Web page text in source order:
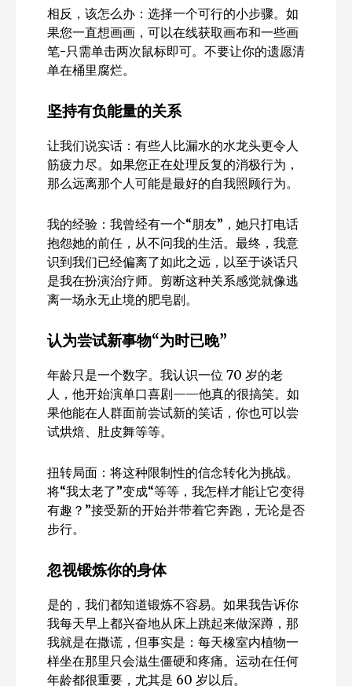
相反，该怎么办：选择一个可行的小步骤。如
果您一直想画画，可以在线获取画布和一些画
笔-只需单击两次鼠标即可。不要让你的遗愿清
单在桶里腐烂。
坚持有负能量的关系
让我们说实话：有些人比漏水的水龙头更令人
筋疲力尽。如果您正在处理反复的消极行为，
那么远离那个人可能是最好的自我照顾行为。
我的经验：我曾经有一个“朋友”，她只打电话
抱怨她的前任，从不问我的生活。最终，我意
识到我们已经偏离了如此之远，以至于谈话只
是我在扮演治疗师。剪断这种关系感觉就像逃
离一场永无止境的肥皂剧。
认为尝试新事物“为时已晚”
年龄只是一个数字。我认识一位 70 岁的老
人，他开始演单口喜剧——他真的很搞笑。如
果他能在人群面前尝试新的笑话，你也可以尝
试烘焙、肚皮舞等等。
扭转局面：将这种限制性的信念转化为挑战。
将“我太老了”变成“等等，我怎样才能让它变得
有趣？”接受新的开始并带着它奔跑，无论是否
步行。
忽视锻炼你的身体
是的，我们都知道锻炼不容易。如果我告诉你
我每天早上都兴奋地从床上跳起来做深蹲，那
我就是在撒谎，但事实是：每天橡室内植物一
样坐在那里只会滋生僵硬和疼痛。运动在任何
年龄都很重要，尤其是 60 岁以后。